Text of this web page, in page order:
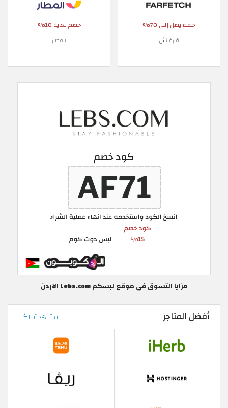
خصم يصل إلى 70%
فارفيتش
خصم لغاية 10%
المطار
مزايا التسوق في موقع لبسكم Lebs.com الاردن
أفضل المتاجر مشاهدة الكل